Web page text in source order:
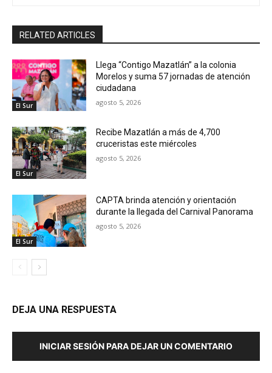
RELATED ARTICLES
El Sur
Llega “Contigo Mazatlán” a la colonia
Morelos y suma 57 jornadas de atención
ciudadana
agosto 5, 2026
El Sur
Recibe Mazatlán a más de 4,700
cruceristas este miércoles
agosto 5, 2026
El Sur
CAPTA brinda atención y orientación
durante la llegada del Carnival Panorama
agosto 5, 2026
DEJA UNA RESPUESTA
INICIAR SESIÓN PARA DEJAR UN COMENTARIO